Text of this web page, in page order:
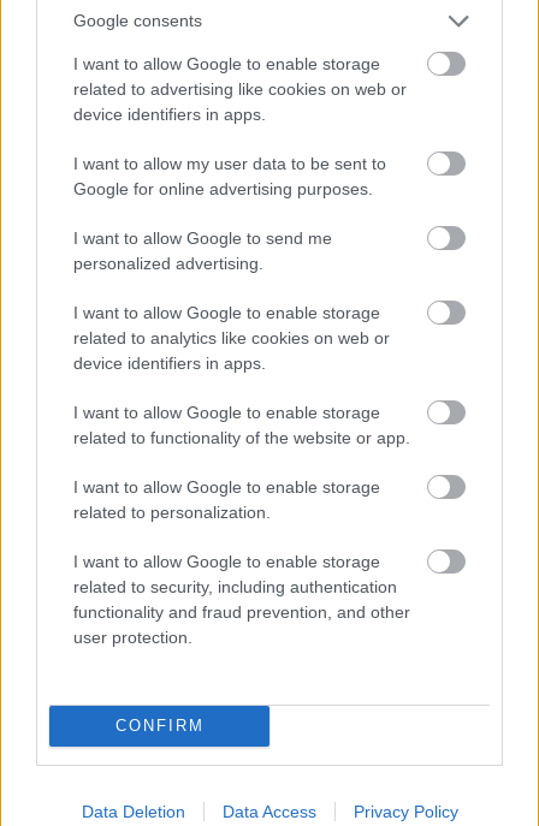
Google consents
I want to allow Google to enable storage
related to advertising like cookies on web or
device identifiers in apps.
I want to allow my user data to be sent to
Google for online advertising purposes.
I want to allow Google to send me
personalized advertising.
I want to allow Google to enable storage
related to analytics like cookies on web or
device identifiers in apps.
I want to allow Google to enable storage
related to functionality of the website or app.
I want to allow Google to enable storage
related to personalization.
I want to allow Google to enable storage
related to security, including authentication
functionality and fraud prevention, and other
user protection.
CONFIRM
Data Deletion Data Access Privacy Policy
Ηρώ Κουνάδη
Γεννήθηκε στον Πειραιά, μεγάλωσε στην αθάνατη ελληνική
επαρχία που της έμαθε να εκτιμάει την Αθήνα. Αγαπάει τα
ταξίδια, το θέατρο, τις γάτες της και τα βιβλία του Χούλιο
Κορτάσαρ, και πιστεύει ακράδαντα στο ρητό που λέει ότι «οι
μόνοι νορμάλ άνθρωποι είναι αυτοί που δεν ξέρεις καλά».
Σπούδασε Επικοινωνία και ΜΜΕ στο Πανεπιστήμιο Αθηνών
όταν ακόμα το internet το λέγαμε «νέα μέσα» και ήρθε στο
in2life το 2006, για να γράφει για ταξίδια. Έμεινε για όλα τα
Διαβάστε επίσης
Τι συμβαίνει στην Τεχνόπολη τον Μάρτιο: